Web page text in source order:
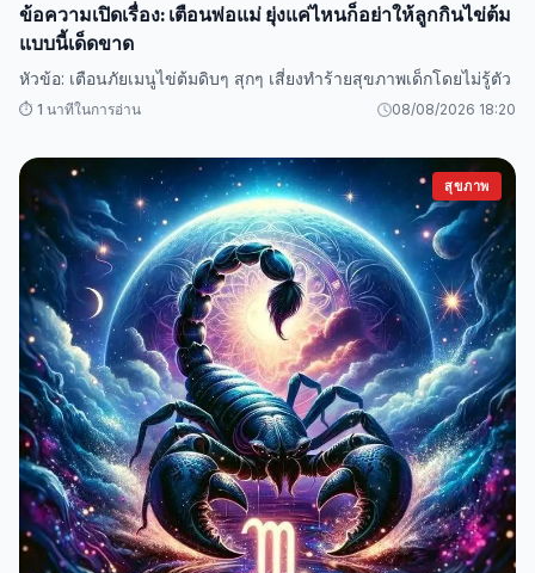
ข้อความเปิดเรื่อง: เตือนพ่อแม่ ยุ่งแค่ไหนก็อย่าให้ลูกกินไข่ต้ม
แบบนี้เด็ดขาด
หัวข้อ: เตือนภัยเมนูไข่ต้มดิบๆ สุกๆ เสี่ยงทำร้ายสุขภาพเด็กโดยไม่รู้ตัว
⏱️ 1 นาทีในการอ่าน 08/08/2026 18:20
สุขภาพ